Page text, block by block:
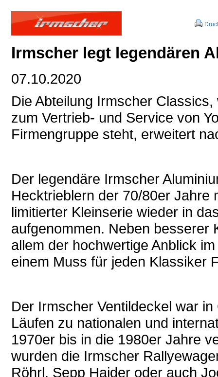
Irmscher legt legendären
07.10.2020
Die Abteilung Irmscher
zum Vertrieb- und Service von
Firmengruppe steht, erweitert
Der legendäre Irmscher
Hecktrieblern der 70/80er Jahre
limitierter Kleinserie wieder in
aufgenommen. Neben besserer
allem der hochwertige Anblick
einem Muss für jeden Klassiker
Der Irmscher Ventildeckel war
Läufen zu nationalen und
1970er bis in die 1980er Jahre
wurden die Irmscher
Röhrl, Sepp Haider oder auch